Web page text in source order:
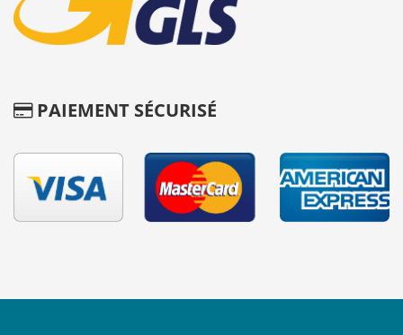
PAIEMENT SÉCURISÉ